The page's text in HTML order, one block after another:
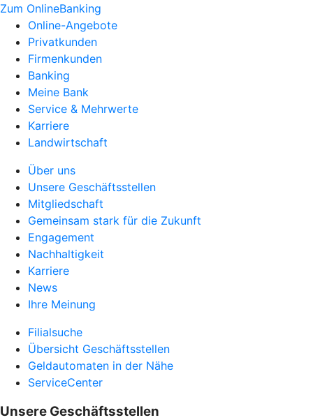
Zum OnlineBanking
Online-Angebote
Privatkunden
Firmenkunden
Banking
Meine Bank
Service & Mehrwerte
Karriere
Landwirtschaft
Über uns
Unsere Geschäftsstellen
Mitgliedschaft
Gemeinsam stark für die Zukunft
Engagement
Nachhaltigkeit
Karriere
News
Ihre Meinung
Filialsuche
Übersicht Geschäftsstellen
Geldautomaten in der Nähe
ServiceCenter
Unsere Geschäftsstellen